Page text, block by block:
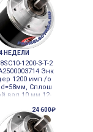
НЕДЕЛИ
1200-3-T-2
Энк
1200 имп./о
d=58мм, Сплош
вал 10 мм 12-
24 600₽